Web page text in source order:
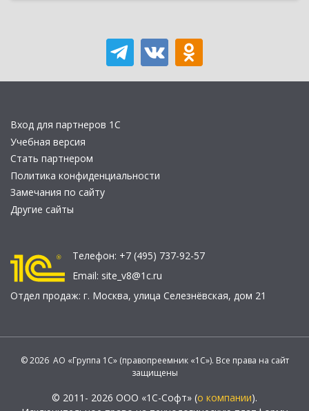
Вход для партнеров 1С
Учебная версия
Стать партнером
Политика конфиденциальности
Замечания по сайту
Другие сайты
Телефон: +7 (495) 737-92-57
Email: site_v8@1c.ru
Отдел продаж: г. Москва, улица Селезнёвская, дом 21
© 2026 АО «Группа 1С» (правопреемник «1С»). Все права на сайт
защищены
© 2011- 2026 ООО «1С-Софт» (о компании).